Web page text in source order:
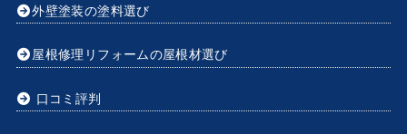
外壁塗装の塗料選び
屋根修理リフォームの屋根材選び
口コミ評判